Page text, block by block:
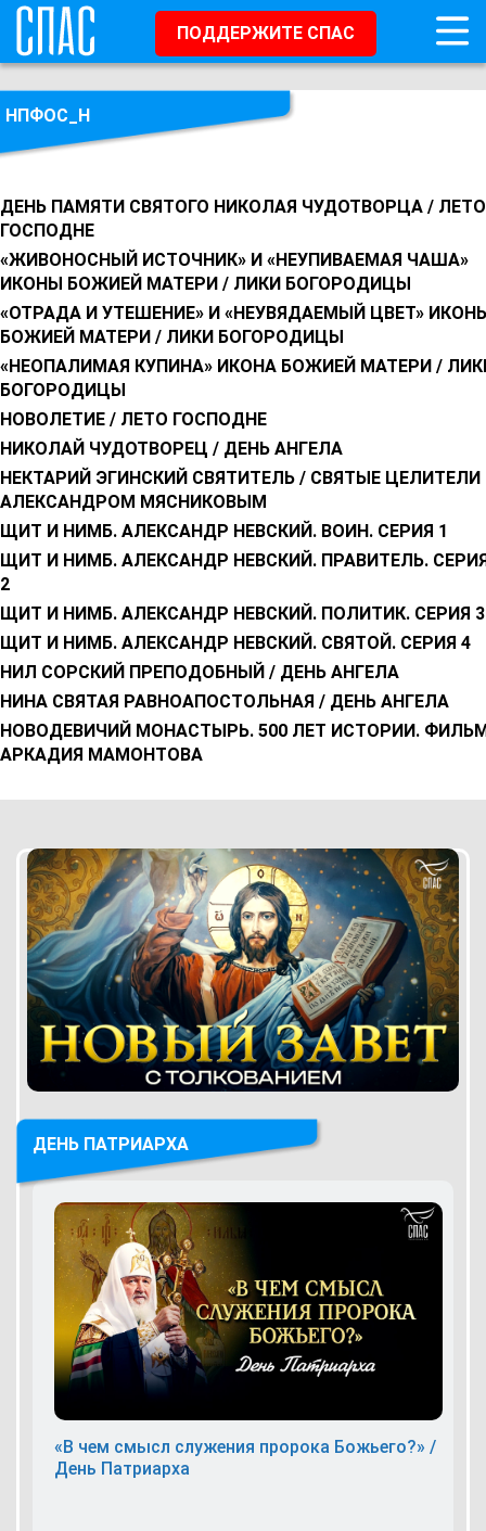
ПОДДЕРЖИТЕ СПАС
НПФОС_Н
ДЕНЬ ПАМЯТИ СВЯТОГО НИКОЛАЯ ЧУДОТВОРЦА / ЛЕТО
ГОСПОДНЕ
«ЖИВОНОСНЫЙ ИСТОЧНИК» И «НЕУПИВАЕМАЯ ЧАША»
ИКОНЫ БОЖИЕЙ МАТЕРИ / ЛИКИ БОГОРОДИЦЫ
«ОТРАДА И УТЕШЕНИЕ» И «НЕУВЯДАЕМЫЙ ЦВЕТ»
БОЖИЕЙ МАТЕРИ / ЛИКИ БОГОРОДИЦЫ
«НЕОПАЛИМАЯ КУПИНА» ИКОНА БОЖИЕЙ МАТЕРИ /
БОГОРОДИЦЫ
НОВОЛЕТИЕ / ЛЕТО ГОСПОДНЕ
НИКОЛАЙ ЧУДОТВОРЕЦ / ДЕНЬ АНГЕЛА
НЕКТАРИЙ ЭГИНСКИЙ СВЯТИТЕЛЬ / СВЯТЫЕ ЦЕЛИТЕЛИ
АЛЕКСАНДРОМ МЯСНИКОВЫМ
ЩИТ И НИМБ. АЛЕКСАНДР НЕВСКИЙ. ВОИН. СЕРИЯ 1
ЩИТ И НИМБ. АЛЕКСАНДР НЕВСКИЙ. ПРАВИТЕЛЬ.
2
ЩИТ И НИМБ. АЛЕКСАНДР НЕВСКИЙ. ПОЛИТИК. СЕРИЯ 3
ЩИТ И НИМБ. АЛЕКСАНДР НЕВСКИЙ. СВЯТОЙ. СЕРИЯ 4
НИЛ СОРСКИЙ ПРЕПОДОБНЫЙ / ДЕНЬ АНГЕЛА
НИНА СВЯТАЯ РАВНОАПОСТОЛЬНАЯ / ДЕНЬ АНГЕЛА
НОВОДЕВИЧИЙ МОНАСТЫРЬ. 500 ЛЕТ ИСТОРИИ.
АРКАДИЯ МАМОНТОВА
ДЕНЬ ПАТРИАРХА
«В чем смысл служения пророка Божьего?» /
День Патриарха